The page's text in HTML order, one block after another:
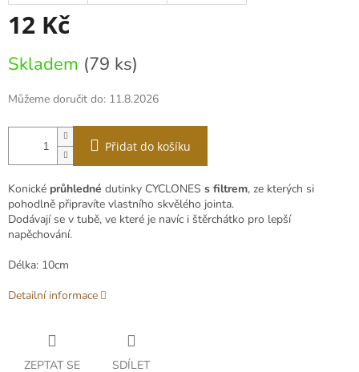
12 Kč
cena:
Skladem (79 ks)
Můžeme doručit do: 11.8.2026
Přidat do košíku
Konické průhledné dutinky CYCLONES s filtrem, ze kterých si
pohodlně připravíte vlastního skvělého jointa.
Dodávají se v tubě, ve které je navíc i štěrchátko pro lepší
napěchování.
Délka: 10cm
Detailní informace
ZEPTAT SE SDÍLET